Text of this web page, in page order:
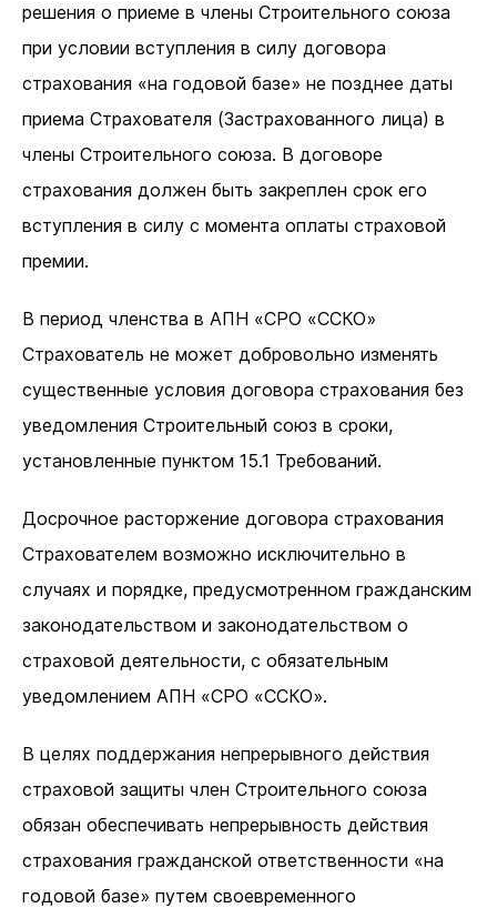
решения о приеме в члены Строительного союза
при условии вступления в силу договора
страхования «на годовой базе» не позднее даты
приема Страхователя (Застрахованного лица) в
члены Строительного союза. В договоре
страхования должен быть закреплен срок его
вступления в силу с момента оплаты страховой
премии.
В период членства в АПН «СРО «ССКО»
Страхователь не может добровольно изменять
существенные условия договора страхования без
уведомления Строительный союз в сроки,
установленные пунктом 15.1 Требований.
Досрочное расторжение договора страхования
Страхователем возможно исключительно в
случаях и порядке, предусмотренном гражданским
законодательством и законодательством о
страховой деятельности, с обязательным
уведомлением АПН «СРО «ССКО».
В целях поддержания непрерывного действия
страховой защиты член Строительного союза
обязан обеспечивать непрерывность действия
страхования гражданской ответственности «на
годовой базе» путем своевременного